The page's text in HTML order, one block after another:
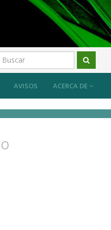
AVISOS ACERCA DE
Artículos